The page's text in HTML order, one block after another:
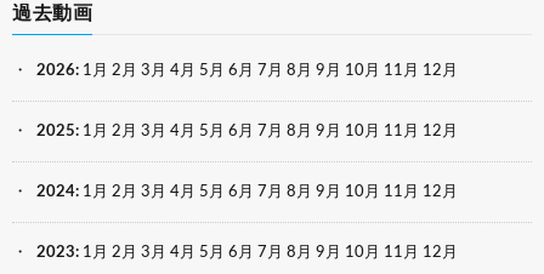
過去動画
2026: 1月 2月 3月 4月 5月 6月 7月 8月 9月 10月 11月 12月
2025: 1月 2月 3月 4月 5月 6月 7月 8月 9月 10月 11月 12月
2024: 1月 2月 3月 4月 5月 6月 7月 8月 9月 10月 11月 12月
2023: 1月 2月 3月 4月 5月 6月 7月 8月 9月 10月 11月 12月